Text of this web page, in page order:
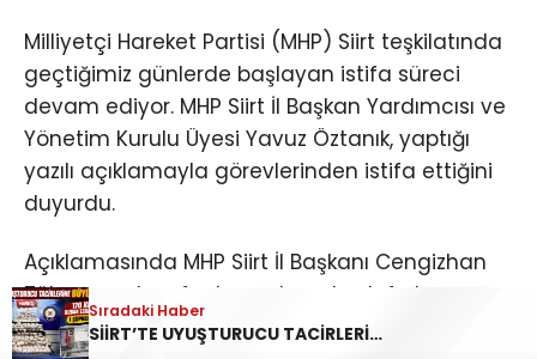
Sıradaki Haber
SİİRT MHP’DE İSTİFA DEPREMİ SÜRÜYOR: YAVUZ ÖZTANIK GÖREVLERİNDEN AYRILDI
Milliyetçi Hareket Partisi (MHP) Siirt teşkilatında
geçtiğimiz günlerde başlayan istifa süreci
devam ediyor. MHP Siirt İl Başkan Yardımcısı ve
Yönetim Kurulu Üyesi Yavuz Öztanık, yaptığı
yazılı açıklamayla görevlerinden istifa ettiğini
duyurdu.
Açıklamasında MHP Siirt İl Başkanı Cengizhan
Tükenmez tarafından şahsını hedef alan
ifadeler kullanıldığını ve daha sonra telefonla
Sıradaki Haber
SİİRT’TE UYUŞTURUCU TACİRLERİNE BÜYÜK DARBE! 170 KİLOGRAM KUBAR ESRAR ELE GEÇİRİLDİ 1 ŞÜPHELİ TUTUKLANDI